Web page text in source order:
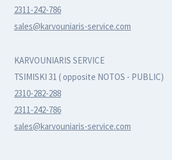
2311-242-786
sales@karvouniaris-service.com
KARVOUNIARIS SERVICE
TSIMISKI 31 ( opposite NOTOS - PUBLIC)
2310-282-288
2311-242-786
sales@karvouniaris-service.com